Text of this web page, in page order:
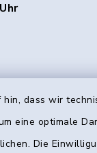
dass wir
eine optimale
Die
Kontakt